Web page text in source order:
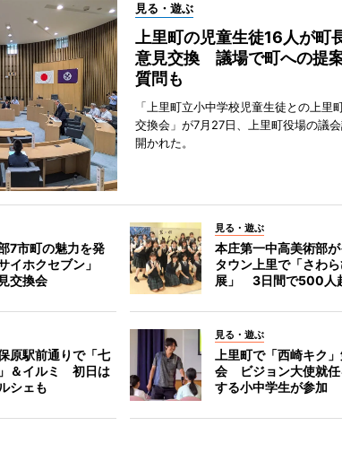
見る・遊ぶ
上里町の児童生徒16人が町
意見交換 議場で町への提
質問も
「上里町立小中学校児童生徒との上里
交換会」が7月27日、上里町役場の議
開かれた。
7市町の魅力を発
イホクセブン」
交換会
見る・遊ぶ
本庄第一中高美術部
タウン上里で「さわ
展」 3日間で500人
原駅前通りで「七
＆イルミ 初日は
シェも
見る・遊ぶ
上里町で「西崎キク
会 ビジョン大使就任
する小中学生が参加